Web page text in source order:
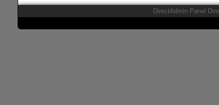
DirectAdmin Panel